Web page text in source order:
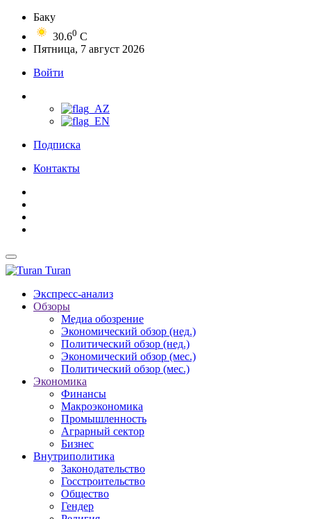
Баку
30.60 C
Пятница, 7 август 2026
Войти
Подписка
Контакты
Turan
Экспресс-анализ
Обзоры
Медиа обозрение
Экономический обзор (нед.)
Политический обзор (нед.)
Экономический обзор (мес.)
Политический обзор (мес.)
Экономика
Финансы
Макроэкономика
Промышленность
Аграрный сектор
Бизнес
Внутриполитика
Законодательство
Госстроительство
Общество
Гендер